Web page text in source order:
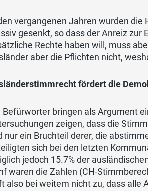
vergangenen Jahren wurden die
gesenkt, so dass der Anreiz zur
Rechte haben will, muss
aber die Pflichten nicht,
fördert die
Befürworter bringen als Argument
zeigen, dass die
nur ein Bruchteil derer, die
sich bei den letzten
jedoch 15.7% der
waren die Zahlen (CH-
also bei weitem nicht zu, dass alle